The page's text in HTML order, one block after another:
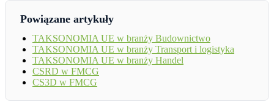
Powiązane artykuły
TAKSONOMIA UE w branży Budownictwo
TAKSONOMIA UE w branży Transport i logistyka
TAKSONOMIA UE w branży Handel
CSRD w FMCG
CS3D w FMCG